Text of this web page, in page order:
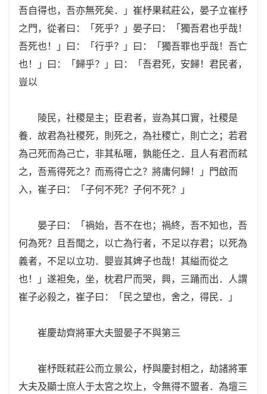
吾自得也，吾亦無死矣．」崔杼果弒莊公，晏子立崔杼
之門，從者曰：「死乎？」晏子曰：「獨吾君也乎哉！
吾死也！」曰：「行乎？」曰：「獨吾罪也乎哉！吾亡
也！」曰：「歸乎？」曰：「吾君死，安歸！君民者，
豈以
陵民，社稷是主；臣君者，豈為其口實，社稷是
養．故君為社稷死，則死之，為社稷亡，則亡之；若君
為己死而為己亡，非其私暱，孰能任之．且人有君而弒
之，吾焉得死之？而焉得亡之？將庸何歸！」門啟而
入，崔子曰：「子何不死？子何不死？」
晏子曰：「禍始，吾不在也；禍終，吾不知也，吾
何為死？且吾聞之，以亡為行者，不足以存君；以死為
義者，不足以立功．嬰豈其婢子也哉！其縊而從之
也！」遂袒免，坐，枕君尸而哭，興，三踊而出．人謂
崔子必殺之，崔子曰：「民之望也，舍之，得民．」
崔慶劫齊將軍大夫盟晏子不與第三
崔杼既弒莊公而立景公，杼與慶封相之，劫諸將軍
大夫及顯士庶人于太宮之坎上，令無得不盟者．為壇三